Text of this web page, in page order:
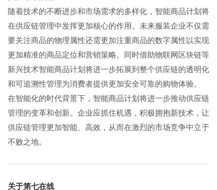
随着技术的不断进步和市场需求的多样化，智能商品计划将
在供应链管理中发挥更加核心的作用。未来服装企业不仅需
要关注商品的物理属性还需更加注重商品的数字属性以实现
更加精准的商品定位和营销策略。同时借助物联网区块链等
新兴技术智能商品计划将进一步拓展到整个供应链的透明化
和可追溯性管理为消费者提供更加安全可靠的购物体验。
在智能化的时代背景下，智能商品计划将进一步推动供应链
管理的变革和创新。企业应抓住机遇，积极拥抱新技术，让
供应链管理更加智能、高效，从而在激烈的市场竞争中立于
不败之地。
关于第七在线